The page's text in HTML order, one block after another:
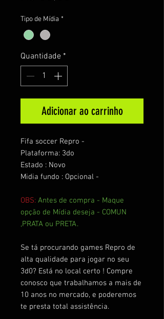
Tipo de Mídia *
Quantidade *
Adicionar ao carrinho
Fifa soccer Repro -
Plataforma: 3do
Estado : Novo
Midia fundo : Opcional -
OBS: Antes de compra - Maque
opção de Mídia deseja - COMUN
,PRATA ou PRETA.
Se tá procurando games Repro de
alta qualidade para jogar no seu
3d0? Está no local certo ! Compre
conosco que trabalhamos a mais de
10 anos no mercado, e poderemos
te presta total assistência.